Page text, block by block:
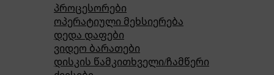
პროცესორები
ოპერატიული მეხსიერება
დედა დაფები
ვიდეო ბარათები
დისკის წამკითხველი/ჩამწერი